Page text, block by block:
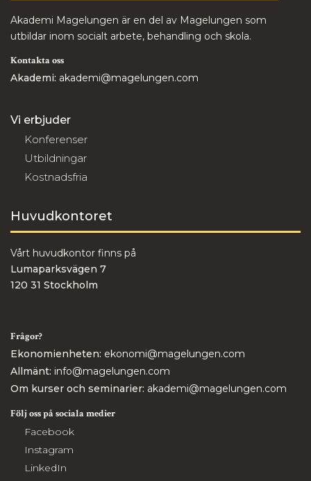
Akademi Magelungen är en del av Magelungen som
utbildar inom socialt arbete, behandling och skola.
Kontakta oss
Akademi: akademi@magelungen.com
Vi erbjuder
Konferenser
Utbildningar
Kostnadsfria
Huvudkontoret
Vårt huvudkontor finns på
Lumaparksvägen 7
120 31 Stockholm
Frågor?
Ekonomienheten: ekonomi@magelungen.com
Allmänt: info@magelungen.com
Om kurser och seminarier: akademi@magelungen.com
Följ oss på sociala medier
Facebook
Instagram
LinkedIn